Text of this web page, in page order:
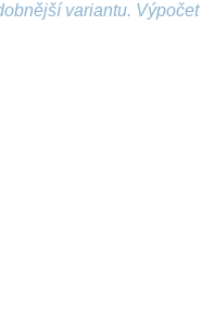
variantu. Výpočet